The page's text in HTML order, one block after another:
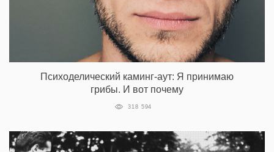
Психоделический каминг-аут: Я принимаю
грибы. И вот почему
318 594